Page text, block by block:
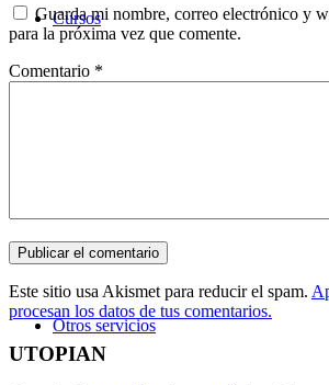
Cursos
Música
Otros servicios
Guarda mi nombre, correo electrónico y
para la próxima vez que comente.
Comentario *
Este sitio usa Akismet para reducir el spam.
procesan los datos de tus comentarios.
UTOPIAN